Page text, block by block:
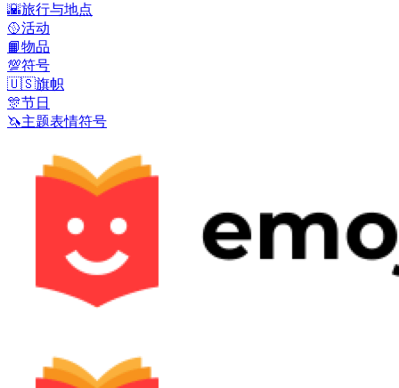
🌇旅行与地点
🥎活动
📙物品
💯符号
🇺🇸旗帜
🎊节日
🦄主题表情符号